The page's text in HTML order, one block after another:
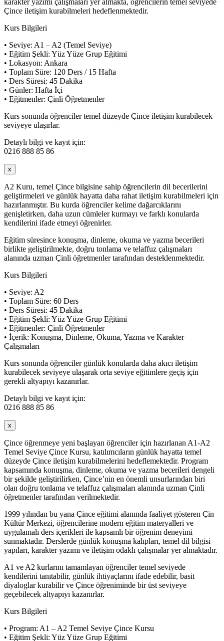
karakter yazımı çalışmaları yer almakta, öğrencilerin temel seviyede
Çince iletişim kurabilmeleri hedeflenmektedir.
Kurs Bilgileri
• Seviye: A1 – A2 (Temel Seviye)
• Eğitim Şekli: Yüz Yüze Grup Eğitimi
• Lokasyon: Ankara
• Toplam Süre: 120 Ders / 15 Hafta
• Ders Süresi: 45 Dakika
• Günler: Hafta İçi
• Eğitmenler: Çinli Öğretmenler
Kurs sonunda öğrenciler temel düzeyde Çince iletişim kurabilecek
seviyeye ulaşırlar.
Detaylı bilgi ve kayıt için:
0216 888 85 86
x
A2 Kuru, temel Çince bilgisine sahip öğrencilerin dil becerilerini
geliştirmeleri ve günlük hayatta daha rahat iletişim kurabilmeleri için
hazırlanmıştır. Bu kurda öğrenciler kelime dağarcıklarını
genişletirken, daha uzun cümleler kurmayı ve farklı konularda
kendilerini ifade etmeyi öğrenirler.
Eğitim süresince konuşma, dinleme, okuma ve yazma becerileri
birlikte geliştirilmekte, doğru tonlama ve telaffuz çalışmaları
alanında uzman Çinli öğretmenler tarafından desteklenmektedir.
Kurs Bilgileri
• Seviye: A2
• Toplam Süre: 60 Ders
• Ders Süresi: 45 Dakika
• Eğitim Şekli: Yüz Yüze Grup Eğitimi
• Eğitmenler: Çinli Öğretmenler
• İçerik: Konuşma, Dinleme, Okuma, Yazma ve Karakter
Çalışmaları
Kurs sonunda öğrenciler günlük konularda daha akıcı iletişim
kurabilecek seviyeye ulaşarak orta seviye eğitimlere geçiş için
gerekli altyapıyı kazanırlar.
Detaylı bilgi ve kayıt için:
0216 888 85 86
x
Çince öğrenmeye yeni başlayan öğrenciler için hazırlanan A1-A2
Temel Seviye Çince Kursu, katılımcıların günlük hayatta temel
düzeyde Çince iletişim kurabilmelerini hedeflemektedir. Program
kapsamında konuşma, dinleme, okuma ve yazma becerileri dengeli
bir şekilde geliştirilirken, Çince’nin en önemli unsurlarından biri
olan doğru tonlama ve telaffuz çalışmaları alanında uzman Çinli
öğretmenler tarafından verilmektedir.
1999 yılından bu yana Çince eğitimi alanında faaliyet gösteren Çin
Kültür Merkezi, öğrencilerine modern eğitim materyalleri ve
uygulamalı ders içerikleri ile kapsamlı bir öğrenim deneyimi
sunmaktadır. Derslerde günlük konuşma kalıpları, temel dil bilgisi
yapıları, karakter yazımı ve iletişim odaklı çalışmalar yer almaktadır.
A1 ve A2 kurlarını tamamlayan öğrenciler temel seviyede
kendilerini tanıtabilir, günlük ihtiyaçlarını ifade edebilir, basit
diyaloglar kurabilir ve Çince öğreniminde bir üst seviyeye
geçebilecek altyapıyı kazanırlar.
Kurs Bilgileri
• Program: A1 – A2 Temel Seviye Çince Kursu
• Eğitim Şekli: Yüz Yüze Grup Eğitimi